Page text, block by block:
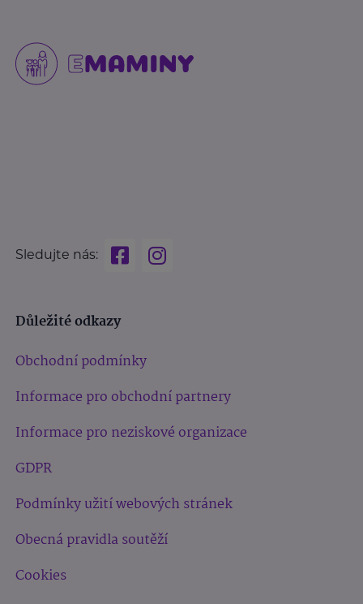
Sledujte nás:
Důležité odkazy
Obchodní podmínky
Informace pro obchodní partnery
Informace pro neziskové organizace
GDPR
Podmínky užití webových stránek
Obecná pravidla soutěží
Cookies